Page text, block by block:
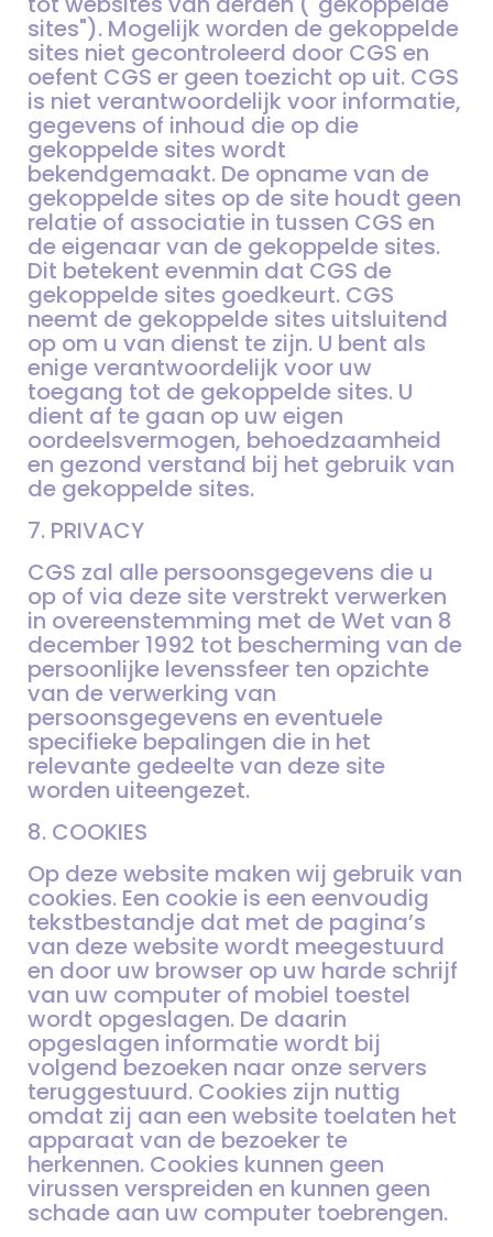
sites"). Mogelijk worden de gekoppelde
sites niet gecontroleerd door CGS en
oefent CGS er geen toezicht op uit. CGS
is niet verantwoordelijk voor informatie,
gegevens of inhoud die op die
gekoppelde sites wordt
bekendgemaakt. De opname van de
gekoppelde sites op de site houdt geen
relatie of associatie in tussen CGS en
de eigenaar van de gekoppelde sites.
Dit betekent evenmin dat CGS de
gekoppelde sites goedkeurt. CGS
neemt de gekoppelde sites uitsluitend
op om u van dienst te zijn. U bent als
enige verantwoordelijk voor uw
toegang tot de gekoppelde sites. U
dient af te gaan op uw eigen
oordeelsvermogen, behoedzaamheid
en gezond verstand bij het gebruik van
de gekoppelde sites.
7. PRIVACY
CGS zal alle persoonsgegevens die u
op of via deze site verstrekt verwerken
in overeenstemming met de Wet van 8
december 1992 tot bescherming van de
persoonlijke levenssfeer ten opzichte
van de verwerking van
persoonsgegevens en eventuele
specifieke bepalingen die in het
relevante gedeelte van deze site
worden uiteengezet.
8. COOKIES
Op deze website maken wij gebruik van
cookies. Een cookie is een eenvoudig
tekstbestandje dat met de pagina’s
van deze website wordt meegestuurd
en door uw browser op uw harde schrijf
van uw computer of mobiel toestel
wordt opgeslagen. De daarin
opgeslagen informatie wordt bij
volgend bezoeken naar onze servers
teruggestuurd. Cookies zijn nuttig
omdat zij aan een website toelaten het
apparaat van de bezoeker te
herkennen. Cookies kunnen geen
virussen verspreiden en kunnen geen
schade aan uw computer toebrengen.